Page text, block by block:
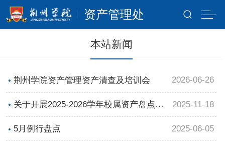
资产管理处
本站新闻
荆州学院资产管理资产清查及培训会 2026-06-26
关于开展2025-2026学年校属资产盘点的
通知
2025-11-18
5月例行盘点 2025-06-05